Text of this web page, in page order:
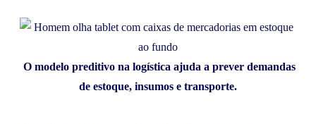
O modelo preditivo na logística ajuda a prever demandas
de estoque, insumos e transporte.